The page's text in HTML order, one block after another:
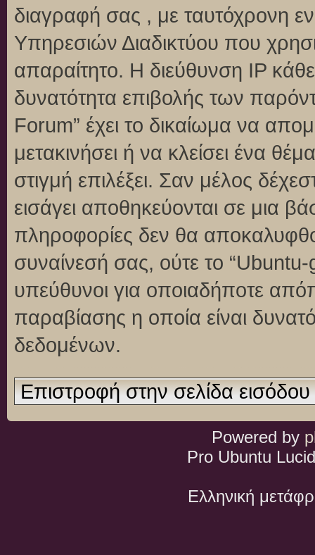
διαγραφή σας , με ταυτόχρονη
Υπηρεσιών Διαδικτύου που
απαραίτητο. Η διεύθυνση IP
δυνατότητα επιβολής των
Forum” έχει το δικαίωμα να
μετακινήσει ή να κλείσει ένα
στιγμή επιλέξει. Σαν μέλος
εισάγει αποθηκεύονται σε μια
πληροφορίες δεν θα
συναίνεσή σας, ούτε το
υπεύθυνοι για οποιαδήποτε
παραβίασης η οποία είναι
δεδομένων.
Επιστροφή στην σελίδα εισόδου
Powered by
Pro Ubuntu
Ελληνική